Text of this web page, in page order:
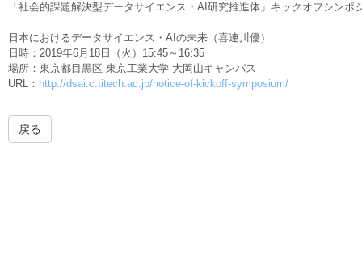
「社会的課題解決型データサイエンス・AI研究推進体」キックオフシンポ
日本におけるデータサイエンス・AIの未来（喜連川優）
日時：2019年6月18日（火）15:45～16:35
場所：東京都目黒区 東京工業大学 大岡山キャンパス
URL： http://dsai.c.titech.ac.jp/notice-of-kickoff-symposium/
戻る